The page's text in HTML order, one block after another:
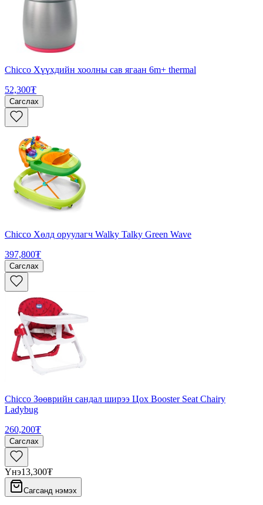
Chicco Хүүхдийн хоолны сав ягаан 6m+ thermal
52,300₮
Сагслах
Chicco Хөлд оруулагч Walky Talky Green Wave
397,800₮
Сагслах
Chicco Зөөврийн сандал ширээ Цох Booster Seat Chairy
Ladybug
260,200₮
Сагслах
Үнэ13,300₮
Сагсанд нэмэх